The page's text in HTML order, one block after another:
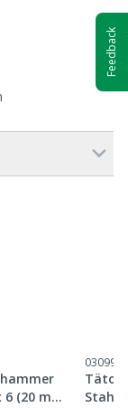
(20 mm),
0309957
Stahl
Feedback